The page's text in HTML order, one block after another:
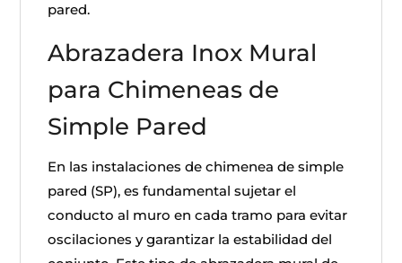
pared.
Abrazadera Inox Mural
para Chimeneas de
Simple Pared
En las instalaciones de chimenea de simple
pared (SP), es fundamental sujetar el
conducto al muro en cada tramo para evitar
oscilaciones y garantizar la estabilidad del